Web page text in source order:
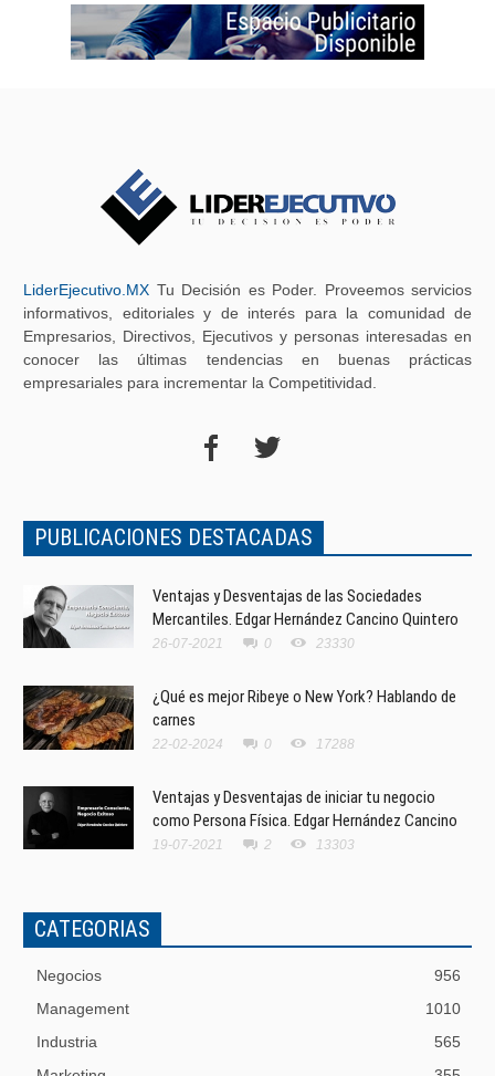
LiderEjecutivo.MX Tu Decisión es Poder. Proveemos servicios
informativos, editoriales y de interés para la comunidad de
Empresarios, Directivos, Ejecutivos y personas interesadas en
conocer las últimas tendencias en buenas prácticas
empresariales para incrementar la Competitividad.
PUBLICACIONES DESTACADAS
Ventajas y Desventajas de las Sociedades
Mercantiles. Edgar Hernández Cancino Quintero
26-07-2021 0 23330
¿Qué es mejor Ribeye o New York? Hablando de
carnes
22-02-2024 0 17288
Ventajas y Desventajas de iniciar tu negocio
como Persona Física. Edgar Hernández Cancino
19-07-2021 2 13303
CATEGORIAS
Negocios
956
Management
1010
Industria
565